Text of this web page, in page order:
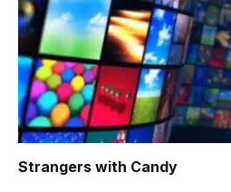
Strangers with Candy